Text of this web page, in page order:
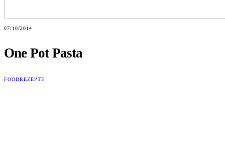
07/10/2014
One Pot Pasta
FOODREZEPTE